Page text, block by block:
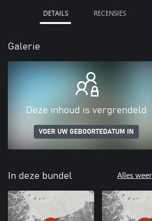
DETAILS RECENSIES
Galerie
Deze inhoud is vergrendeld
VOER UW GEBOORTEDATUM IN
In deze bundel Alles